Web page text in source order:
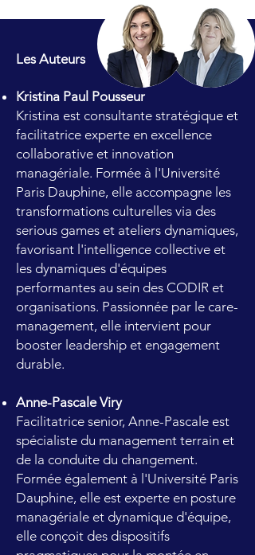
Les Auteurs
Kristina Paul Pousseur
Kristina est consultante stratégique et
facilitatrice experte en excellence
collaborative et innovation
managériale. Formée à l'Université
Paris Dauphine, elle accompagne les
transformations culturelles via des
serious games et ateliers dynamiques,
favorisant l'intelligence collective et
les dynamiques d'équipes
performantes au sein des CODIR et
organisations. Passionnée par le care-
management, elle intervient pour
booster leadership et engagement
durable.
Anne-Pascale Viry
Facilitatrice senior, Anne-Pascale est
spécialiste du management terrain et
de la conduite du changement.
Formée également à l'Université Paris
Dauphine, elle est experte en posture
managériale et dynamique d'équipe,
elle conçoit des dispositifs